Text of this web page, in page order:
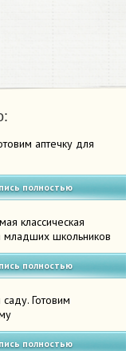
аптечку для
полностью
классическая
младших школьников
полностью
Готовим
полностью